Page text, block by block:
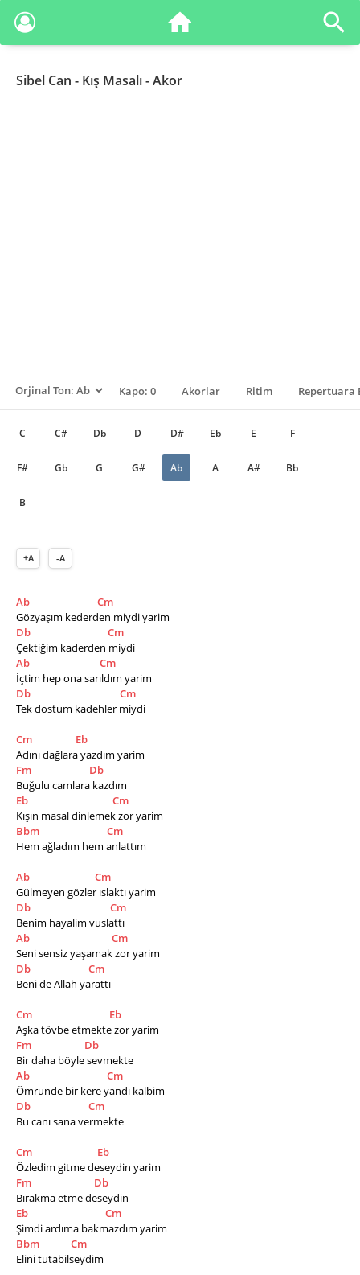
Sibel Can - Kış Masalı - Akor
Kapo: 0 Akorlar Ritim Repertuara
C C# Db D D# Eb E F
F# Gb G G# Ab A A# Bb
B
+A -A
Ab
Cm
Gözyaşım kederden miydi yarim
Db
Cm
Çektiğim kaderden miydi
Ab
Cm
İçtim hep ona sarıldım yarim
Db
Cm
Tek dostum kadehler miydi
Cm
Eb
Adını dağlara yazdım yarim
Fm
Db
Buğulu camlara kazdım
Eb
Cm
Kışın masal dinlemek zor yarim
Bbm
Cm
Hem ağladım hem anlattım
Ab
Cm
Gülmeyen gözler ıslaktı yarim
Db
Cm
Benim hayalim vuslattı
Ab
Cm
Seni sensiz yaşamak zor yarim
Db
Cm
Beni de Allah yarattı
Cm
Eb
Aşka tövbe etmekte zor yarim
Fm
Db
Bir daha böyle sevmekte
Ab
Cm
Ömründe bir kere yandı kalbim
Db
Cm
Bu canı sana vermekte
Cm
Eb
Özledim gitme deseydin yarim
Fm
Db
Bırakma etme deseydin
Eb
Cm
Şimdi ardıma bakmazdım yarim
Bbm
Cm
Elini tutabilseydim